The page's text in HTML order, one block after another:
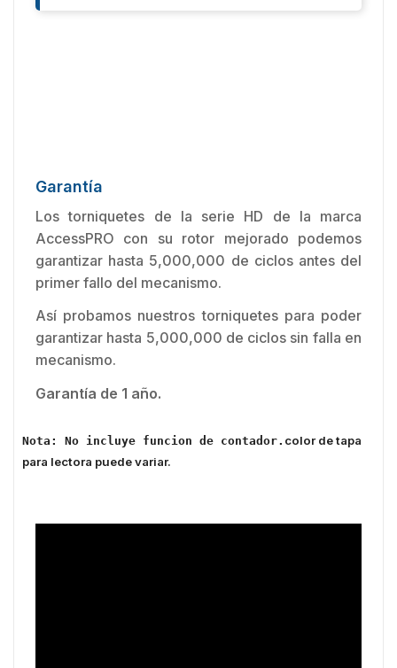
Garantía
Los torniquetes de la serie HD de la marca
AccessPRO con su rotor mejorado podemos
garantizar hasta 5,000,000 de ciclos antes del
primer fallo del mecanismo.
Así probamos nuestros torniquetes para poder
garantizar hasta 5,000,000 de ciclos sin falla en
mecanismo.
Garantía de 1 año.
Nota: No incluye funcion de contador. color de tapa
para lectora puede variar.